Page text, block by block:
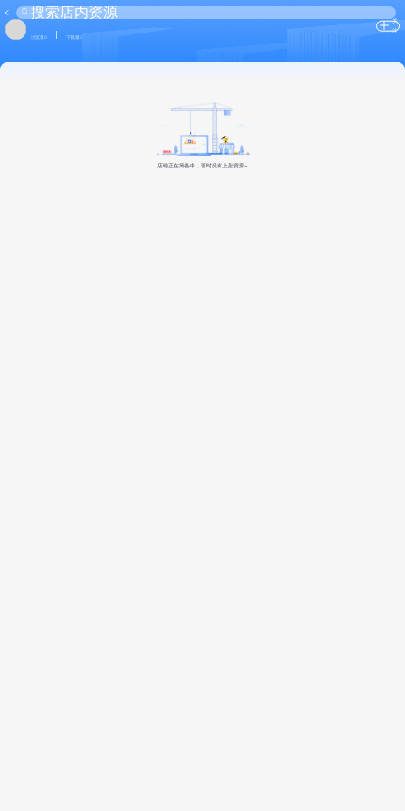
浏览量0 下载量0
关
注
店铺正在筹备中，暂时没有上架资源~